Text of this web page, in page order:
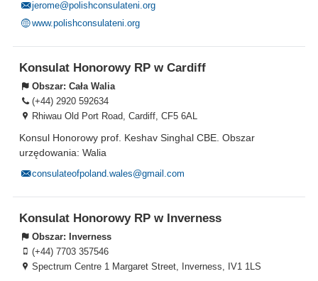
jerome@polishconsulateni.org
www.polishconsulateni.org
Konsulat Honorowy RP w Cardiff
Obszar: Cała Walia
(+44) 2920 592634
Rhiwau Old Port Road, Cardiff, CF5 6AL
Konsul Honorowy prof. Keshav Singhal CBE. Obszar
urzędowania: Walia
consulateofpoland.wales@gmail.com
Konsulat Honorowy RP w Inverness
Obszar:
Inverness
(+44) 7703 357546
Spectrum Centre 1 Margaret Street, Inverness, IV1 1LS